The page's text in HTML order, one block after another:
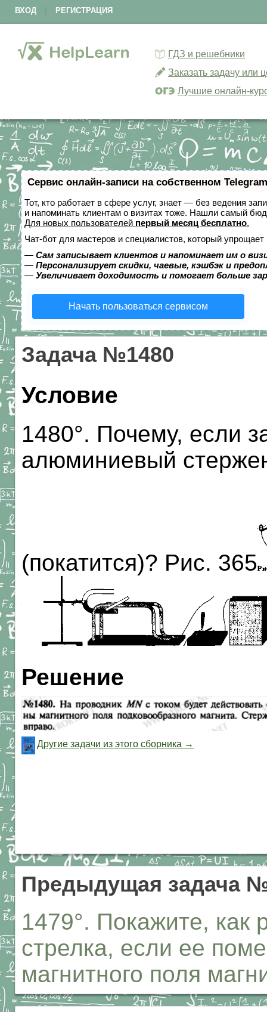
ВХОД РЕГИСТРАЦИЯ
ГДЗ и решебники
Заказать задачу или
Лучшие онлайн-
Сервис онлайн-записи на собственном
Тот, кто работает в сфере услуг, знает — без ведения
и напоминать клиентам о визитах тоже. Нашли самый
Для новых пользователей первый месяц бесплатно.
Чат-бот для мастеров и специалистов, который упрощает
— Сам записывает клиентов и напоминает им о
— Персонализирует скидки, чаевые, кэшбэк и
— Увеличивает доходимость и помогает больше
Начать пользоваться сервисом
Задача №1480
Условие
1480°. Почему, если
алюминиевый
(покатится)? Рис. 365
Решение
Другие задачи из этого сборника →
Предыдущая задача
1479°. Покажите, как
стрелка, если ее
магнитного поля